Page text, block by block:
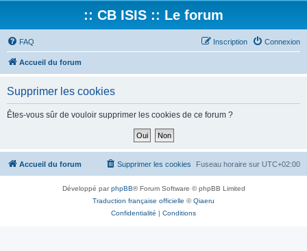
:: CB ISIS :: Le forum
FAQ Connexion
Inscription
Accueil du forum
Supprimer les cookies
Êtes-vous sûr de vouloir supprimer les cookies de ce forum ?
Accueil du forum Fuseau horaire sur UTC+02:00
Supprimer les cookies
Développé parphpBB® Forum Software © phpBB Limited
Traduction française officielle ©Qiaeru
Confidentialité | Conditions